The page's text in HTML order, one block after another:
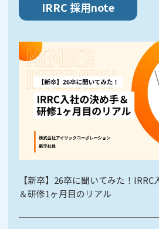
IRRC 採用note
【新卒】26卒に聞いてみた！
＆研修1ヶ月目のリアル